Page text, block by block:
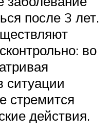
после 3 лет.
во
ситуации
стремится
действия.